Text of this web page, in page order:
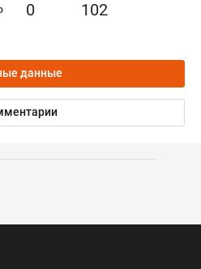
0 102
данные